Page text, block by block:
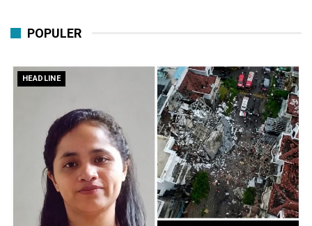
POPULER
HEADLINE